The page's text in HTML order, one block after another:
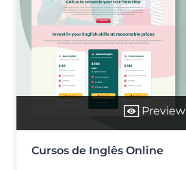
Preview
Cursos de Inglês Online